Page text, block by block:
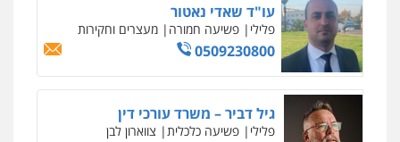
עו"ד שאדי נאטור
פלילי פשיעה חמורה מעצרים וחקירות
0509230800
גיל דביר – משרד עורכי דין
פלילי פשיעה כלכלית צווארון לבן